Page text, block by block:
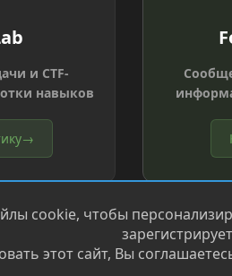
и CTF-
навыков
→
XenForo Ltd. Перевод от Jumuro®
cookie, чтобы
этот сайт, Вы